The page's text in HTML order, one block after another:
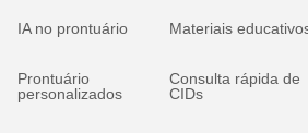
IA no prontuário
Prontuário
personalizados
Materiais
Consulta rápida de
CIDs